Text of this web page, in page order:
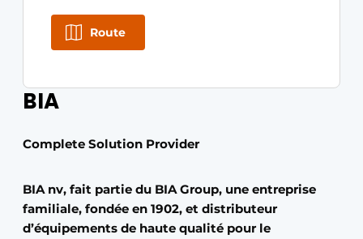
BIA
Complete Solution Provider
BIA nv, fait partie du BIA Group, une entreprise
familiale, fondée en 1902, et distributeur
d’équipements de haute qualité pour le
Route